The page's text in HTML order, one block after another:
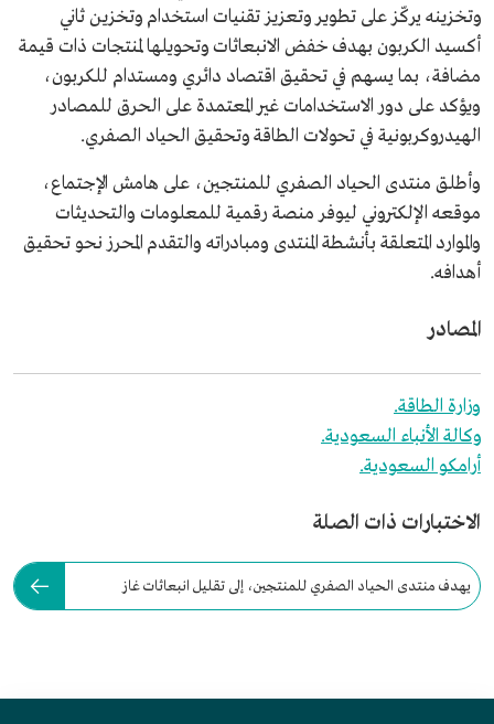
وتخزينه يركّز على تطوير وتعزيز تقنيات استخدام وتخزين ثاني
أكسيد الكربون بهدف خفض الانبعاثات وتحويلها لمنتجات ذات قيمة
مضافة، بما يسهم في تحقيق اقتصاد دائري ومستدام للكربون،
ويؤكد على دور الاستخدامات غير المعتمدة على الحرق للمصادر
الهيدروكربونية في تحولات الطاقة وتحقيق الحياد الصفري.
وأطلق منتدى الحياد الصفري للمنتجين، على هامش الإجتماع،
موقعه الإلكتروني ليوفر منصة رقمية للمعلومات والتحديثات
والموارد المتعلقة بأنشطة المنتدى ومبادراته والتقدم المحرز نحو تحقيق
أهدافه.
المصادر
وزارة الطاقة.
وكالة الأنباء السعودية.
أرامكو السعودية.
الاختبارات ذات الصلة
يهدف منتدى الحياد الصفري للمنتجين، إلى تقليل انبعاثات غاز